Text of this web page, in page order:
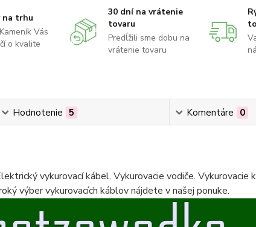
na trhu
Vás
o kvalite
30 dní na vrátenie
tovaru
Predĺžili sme dobu na
vrátenie tovaru
Hodnotenie 5 Komentáre 0
vykurovací kábel. Vykurovacie vodiče. Vykurovacie
výber vykurovacích káblov nájdete v našej ponuke.